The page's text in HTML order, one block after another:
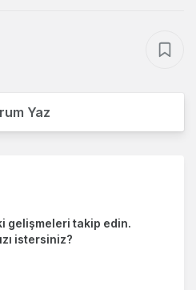
Yaz
gelişmeleri takip edin.
istersiniz?